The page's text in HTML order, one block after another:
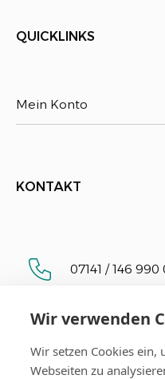
QUICKLINKS
Mein Konto
KONTAKT
07141 / 146 990
Mylius
71638
Wir verwenden
Wir setzen Cookies
Webseiten zu